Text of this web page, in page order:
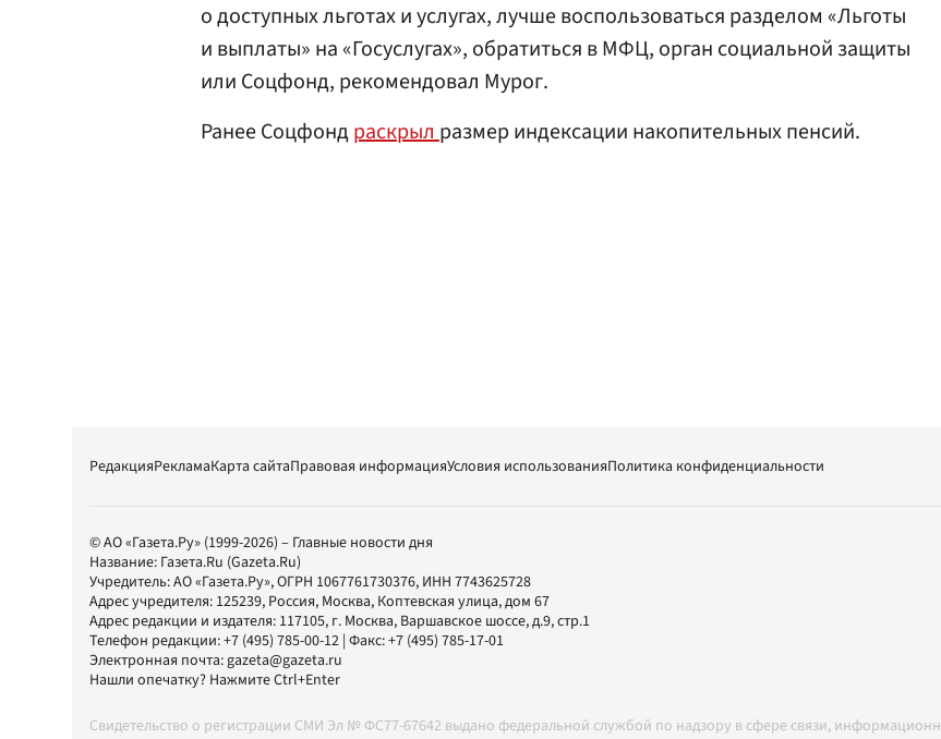
о доступных льготах и услугах, лучше воспользоваться разделом «Льготы
и выплаты» на «Госуслугах», обратиться в МФЦ, орган социальной защиты
или Соцфонд, рекомендовал Мурог.
Ранее Соцфондраскрылразмер индексации накопительных пенсий.
РедакцияРекламаКарта сайтаПравовая информацияУсловия использованияПолитика конфиденциальности
© АО «Газета.Ру» (1999-2026) – Главные новости дня
Название: Газета.Ru (Gazeta.Ru)
Учредитель:АО «Газета.Ру», ОГРН 1067761730376, ИНН 7743625728
Адрес учредителя: 125239, Россия, Москва, Коптевская улица, дом 67
Адрес редакции и издателя: 117105, г. Москва, Варшавское шоссе, д.9, стр.1
Телефон редакции:+7 (495) 785-00-12 | Факс:+7 (495) 785-17-01
Электронная почта:gazeta@gazeta.ru
Нашли опечатку? Нажмите Ctrl+Enter
Свидетельство о регистрации СМИ Эл № ФС77-67642 выдано федеральной службой по надзору в сфере связи,